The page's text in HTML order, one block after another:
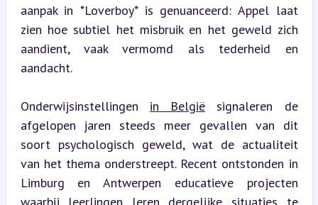
aanpak in *Loverboy* is genuanceerd: Appel laat
zien hoe subtiel het misbruik en het geweld zich
aandient, vaak vermomd als tederheid en
aandacht.
Onderwijsinstellingen in België signaleren de
afgelopen jaren steeds meer gevallen van dit
soort psychologisch geweld, wat de actualiteit
van het thema onderstreept. Recent ontstonden in
Limburg en Antwerpen educatieve projecten